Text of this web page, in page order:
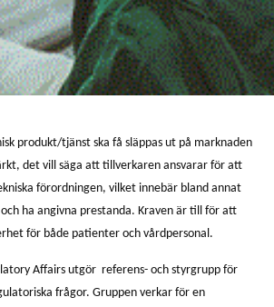
produkt/tjänst ska få släppas ut på marknaden
det vill säga att tillverkaren ansvarar för att
förordningen, vilket innebär bland annat
ha angivna prestanda. Kraven är till för att
för både patienter och vårdpersonal.
Affairs utgör referens- och styrgrupp för
frågor. Gruppen verkar för en